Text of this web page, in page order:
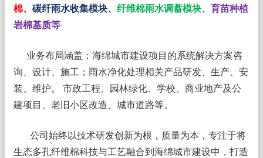
棉、 碳纤雨水收集模块、 纤维棉雨水调蓄模块、 育苗种植
岩棉基质等
业务布局涵盖：海绵城市建设项目的系统解决方案咨
询、设计、施工；雨水净化处理相关产品研发、生产、安
装、维护。 市政工程、园林绿化、学校、商业地产及公
建项目、老旧小区改造、城市道路等。
公司始终以技术研发创新为根，质量为本，专注于将
生态多孔纤维棉科技与工艺融合到海绵城市建设中，打造